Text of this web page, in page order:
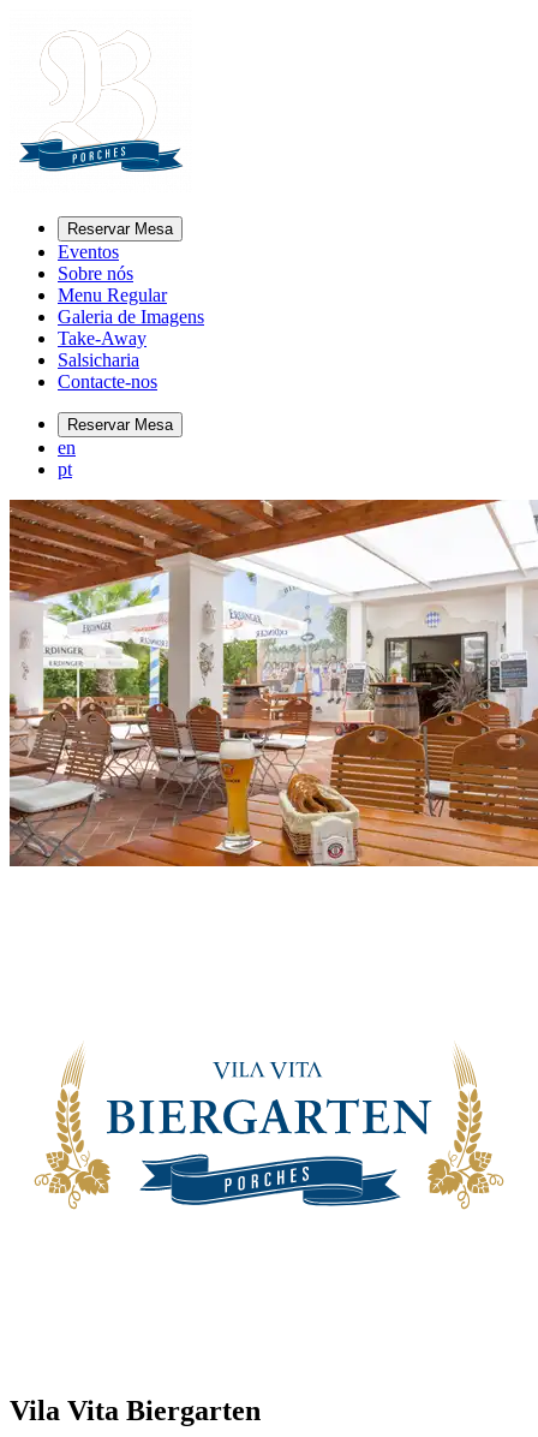
Reservar Mesa
Eventos
Sobre nós
Menu Regular
Galeria de Imagens
Take-Away
Salsicharia
Contacte-nos
Reservar Mesa
en
pt
Vila Vita Biergarten